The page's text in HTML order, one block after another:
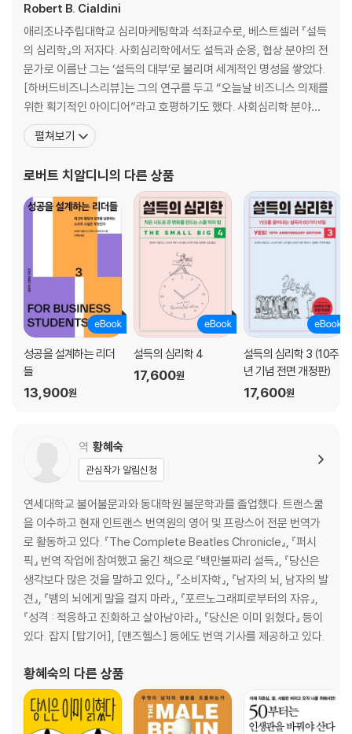
PART 3 호감 원칙
이익을 위한 호감
설득하고 싶다면 친구가 되어라
누군가를 좋아하는 이유
긍정적 관계는 과시하고, 부정적 관계는 은폐한다
PART 4 사회적 증거 원칙
인기가 높을수록 더 인기가 높아진다
95퍼센트의 따라쟁이들 | 예언 실패, 그 후
사회적 증거의 최적화 조건
불확실성: 확신이 없으면 주변에서 답을 찾는다 | 과학적 접근 | 불확실성
을 제거하는 방법 | 많은 수: 바람잡이 사업이 번창하는 이유 | ‘많은 수’가
효과가 있는 이유 | 유사성: 또래 설득 | 자살 보도의 베르테르 효과 | 고립
된 집단 속 사회적 증거 원칙
잘못된 목표 설정이 가져온 부작용
사회적 증거 원칙에 대응하는 자기방어 전략
PART 5 권위 원칙
권위의 위력
맹목적 복종의 매력과 위험
내용보다 암시
직함 | 복장 | 장식
신뢰할 수 있는 권위
전문지식 | 신뢰성
권위 원칙에 대응하는 자기방어 전략
진정한 자격에 초점을 맞춰라 | 교활한 진실에 주의하라
PART 6 희소성 원칙
부족은 최선, 손실은 최악
한정판매 | 시간제한
Robert B. Cialdini
애리조나주립대학교 심리마케팅학과 석좌교수로, 베스트셀러 『설득
의 심리학』의 저자다. 사회심리학에서도 설득과 순응, 협상 분야의 전
문가로 이름난 그는 ‘설득의 대부’로 불리며 세계적인 명성을 쌓았다.
[하버드비즈니스리뷰]는 그의 연구를 두고 “오늘날 비즈니스 의제를
위한 획기적인 아이디어”라고 호평하기도 했다. 사회심리학 분야에
서 뛰어난 연구 성과와 공헌을 인정받아 2003년 도널드 T. 캠벨상을
수상했고. 2018년 미국예술과학아카데미(America Academy of
my of Sciences
펼쳐보기
로버트 치알디니 의 다른 상품
성공을 설계하는 리더
들
13,900원
설득의 심리학 4
17,600원
설득의 심리학 3 (10주
년 기념 전면 개정판)
17,600원
역 황혜숙
관심작가 알림신청
연세대학교 불어불문과와 동대학원 불문학과를 졸업했다. 트랜스쿨
을 이수하고 현재 인트랜스 번역원의 영어 및 프랑스어 전문 번역가
로 활동하고 있다. 『The Complete Beatles Chronicle』, 『퍼시
픽』 번역 작업에 참여했고 옮긴 책으로 『백만불짜리 설득』, 『당신은
생각보다 많은 것을 말하고 있다』, 『소비자학』, 『남자의 뇌, 남자의 발
견』, 『뱀의 뇌에게 말을 걸지 마라』, 『포르노그래피로부터의 자유』,
『성격 : 적응하고 진화하고 살아남아라』, 『당신은 이미 읽혔다』 등이
있다. 잡지 [탑기어], [맨즈헬스] 등에도 번역 기사를 제공하고 있다.
황혜숙의 다른 상품